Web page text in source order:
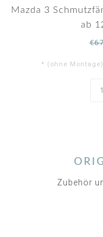
Mazda 3
ab
* (ohne
Zubehör